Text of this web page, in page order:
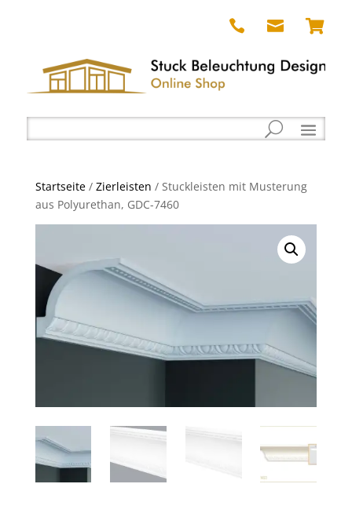
  
Startseite/ Zierleisten / Stuckleisten mit Musterung
aus Polyurethan, GDC-7460